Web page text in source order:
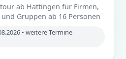
ab Hattingen für Firmen,
Gruppen ab 16 Personen
• weitere Termine